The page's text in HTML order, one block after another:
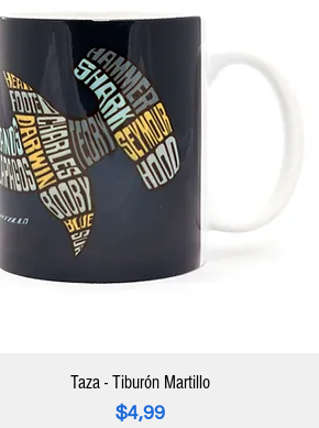
Taza - Tiburón Martillo
Precio
$4,99